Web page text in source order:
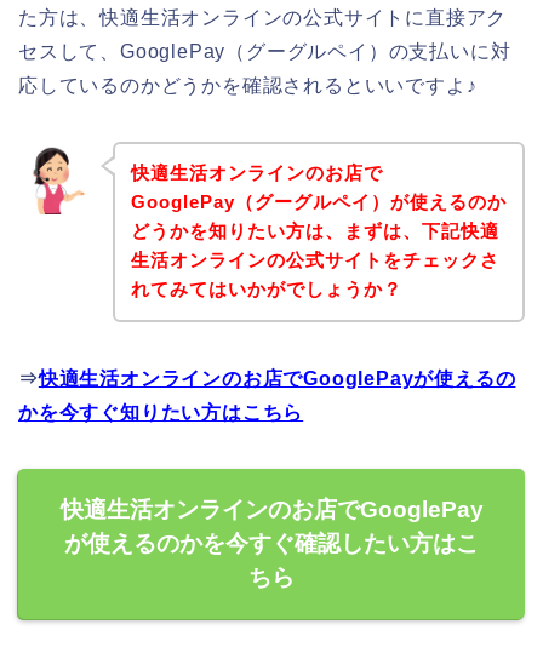
た方は、快適生活オンラインの公式サイトに直接アク
セスして、GooglePay（グーグルペイ）の支払いに対
応しているのかどうかを確認されるといいですよ♪
快適生活オンラインのお店で
GooglePay（グーグルペイ）が使えるのか
どうかを知りたい方は、まずは、下記快適
生活オンラインの公式サイトをチェックさ
れてみてはいかがでしょうか？
⇒快適生活オンラインのお店でGooglePayが使えるの
かを今すぐ知りたい方はこちら
快適生活オンラインのお店でGooglePay
が使えるのかを今すぐ確認したい方はこ
ちら